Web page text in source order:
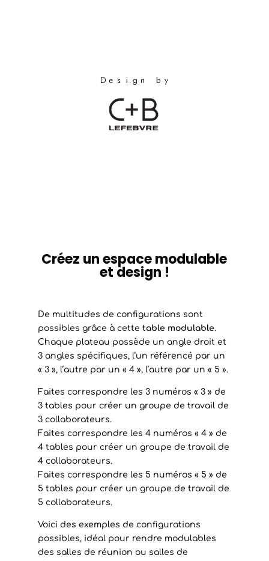
Créez un espace modulable
et design !
De multitudes de configurations sont
possibles grâce à cette table modulable.
Chaque plateau possède un angle droit et
3 angles spécifiques, l’un référencé par un
« 3 », l’autre par un « 4 », l’autre par un « 5 ».
Faites correspondre les 3 numéros « 3 » de
3 tables pour créer un groupe de travail de
3 collaborateurs.
Faites correspondre les 4 numéros « 4 » de
4 tables pour créer un groupe de travail de
4 collaborateurs.
Faites correspondre les 5 numéros « 5 » de
5 tables pour créer un groupe de travail de
5 collaborateurs.
Voici des exemples de configurations
possibles, idéal pour rendre modulables
des salles de réunion ou salles de